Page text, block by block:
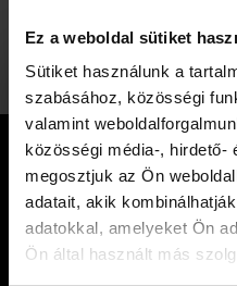
Ez a weboldal sütiket
Sütiket használunk a
szabásához, közösségi
valamint
közösségi média-, hirdető-
megosztjuk az Ön
adatait, akik
adatokkal, amelyeket Ön
Ön által használt más
KAPCSOLAT
Mielőtt